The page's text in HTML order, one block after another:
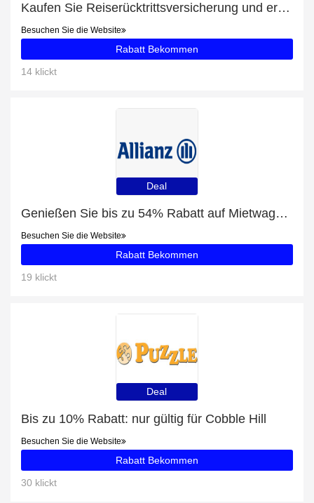
Kaufen Sie Reiserücktrittsversicherung und erhalten Sie bis zu 43% Rabatt
Besuchen Sie die Website
Rabatt Bekommen
14 klickt
Deal
Genießen Sie bis zu 54% Rabatt auf Mietwagenversicherung
Besuchen Sie die Website
Rabatt Bekommen
19 klickt
Deal
Bis zu 10% Rabatt: nur gültig für Cobble Hill
Besuchen Sie die Website
Rabatt Bekommen
30 klickt